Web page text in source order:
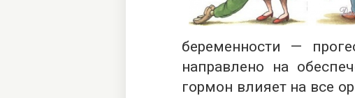
беременности —
направлено на
гормон влияет на все